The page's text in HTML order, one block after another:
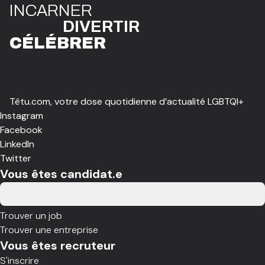
INCARNER
DIVERTIR
CÉLÉBRER
Têtu.com, votre dose quotidienne d’actualité LGBTQI+
Instagram
Facebook
LinkedIn
Twitter
Vous êtes candidat.e
Trouver un job
Trouver une entreprise
Vous êtes recruteur
S'inscrire